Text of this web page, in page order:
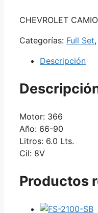
CHEVROLET
Categorías: Full Set,
Descripción
Motor: 366
Año: 66-90
Litros: 6.0 Lts.
Cil: 8V
Productos